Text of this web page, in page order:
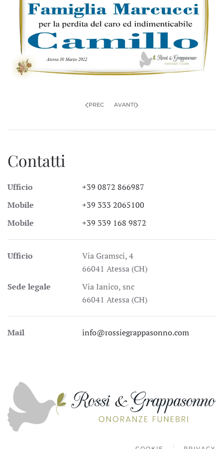
PREC AVANTI
Contatti
Ufficio
+39 0872 866987
Mobile
+39 333 2065100
Mobile
+39 339 168 9872
Ufficio
Via Gramsci, 4
66041 Atessa (CH)
Sede legale
Via Ianico, snc
66041 Atessa (CH)
Mail info@rossiegrappasonno.com